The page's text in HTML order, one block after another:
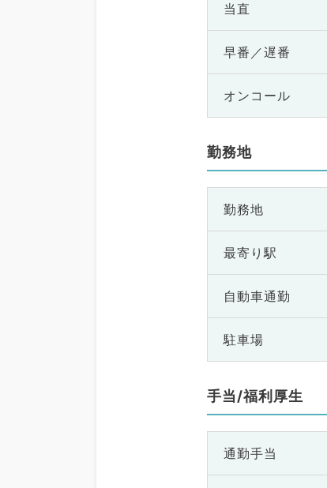
当直
早番／遅番
オンコール
勤務地
勤務地
最寄り駅
自動車通勤
駐車場
手当/福利厚生
通勤手当